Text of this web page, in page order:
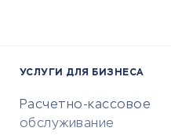
УСЛУГИ ДЛЯ БИЗНЕСА
Расчетно-кассовое
обслуживание